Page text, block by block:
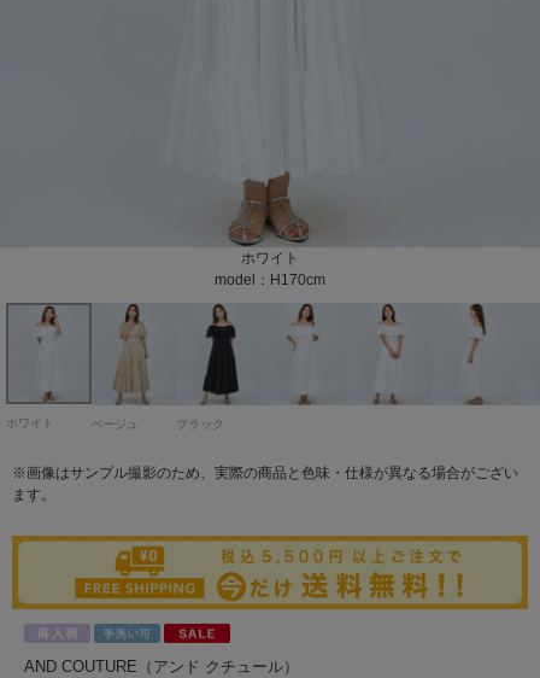
ホワイト
model：H170cm
ベージュ
model：H170cm
ブラック
model：H170cm
model：H170cm color：ホワイト
model：H170cm color：ホワイト
model：H170cm color：ホワイト
model：H170cm color：ホワイト
color：ホワイト
color：ホワイト
color：ホワイト
color：ホワイト
color：ホワイト
model：H170cm color：ホワイト
model：H170cm color：ホワイト
model：H170cm color：ホワイト
model：H170cm color：ベージュ
model：H170cm color：ベージュ
model：H170cm color：ベージュ
model：H170cm color：ベージュ
color：ベージュ
color：ベージュ
color：ベージュ
model：H170cm color：ベージュ
model：H170cm color：ベージュ
model：H170cm color：ベージュ
model：H170cm color：ベージュ
model：H170cm color：ブラック
model：H170cm color：ブラック
model：H170cm color：ブラック
model：H170cm color：ブラック
model：H170cm color：ブラック
model：H170cm color：ブラック
model：H170cm color：ブラック
color：ブラック
color：ブラック
color：ブラック
color：ブラック
color：ブラック
model：H170cm color：ブラック
model：H170cm color：ブラック
ホワイト ベージュ ブラック
※画像はサンプル撮影のため、実際の商品と色味・仕様が異なる場合がござい
ます。
AND COUTURE（アンド クチュール）